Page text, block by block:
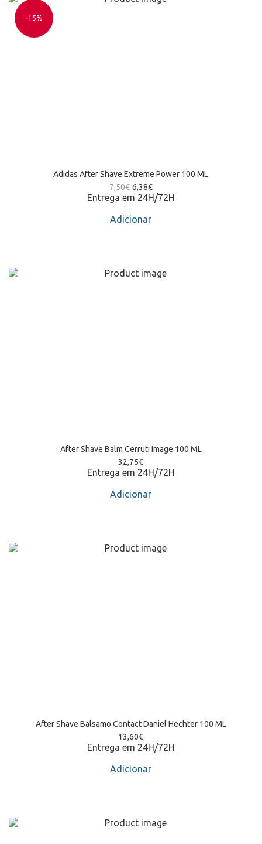
-15%
Adidas After Shave Extreme Power 100 ML
7,50€ 6,38€
Entrega em 24H/72H
Adicionar
After Shave Balm Cerruti Image 100 ML
32,75€
Entrega em 24H/72H
Adicionar
After Shave Balsamo Contact Daniel Hechter 100 ML
13,60€
Entrega em 24H/72H
Adicionar